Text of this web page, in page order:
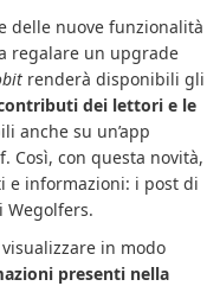
delle nuove funzionalità
regalare un upgrade
renderà disponibili gli
dei lettori e le
anche su un’app
Così, con questa novità,
e informazioni: i post di
in modo
presenti nella